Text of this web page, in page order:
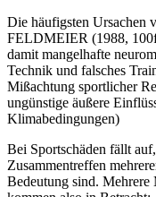
Die häufigsten Ursachen
FELDMEIER (1988,
damit mangelhafte
Technik und falsches
Mißachtung sportlicher
ungünstige äußere
Klimabedingungen)
Bei Sportschäden fällt
Zusammentreffen
Bedeutung sind. Mehrere